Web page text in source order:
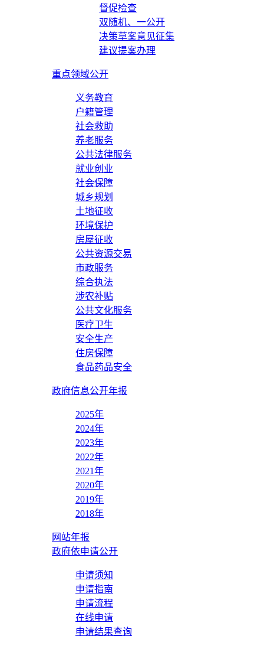
督促检查
双随机、一公开
决策草案意见征集
建议提案办理
重点领域公开
义务教育
户籍管理
社会救助
养老服务
公共法律服务
就业创业
社会保障
城乡规划
土地征收
环境保护
房屋征收
公共资源交易
市政服务
综合执法
涉农补贴
公共文化服务
医疗卫生
安全生产
住房保障
食品药品安全
政府信息公开年报
2025年
2024年
2023年
2022年
2021年
2020年
2019年
2018年
网站年报
政府依申请公开
申请须知
申请指南
申请流程
在线申请
申请结果查询